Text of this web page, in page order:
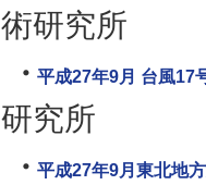
術研究所
平成27年9月 台風17
研究所
平成27年9月東北地